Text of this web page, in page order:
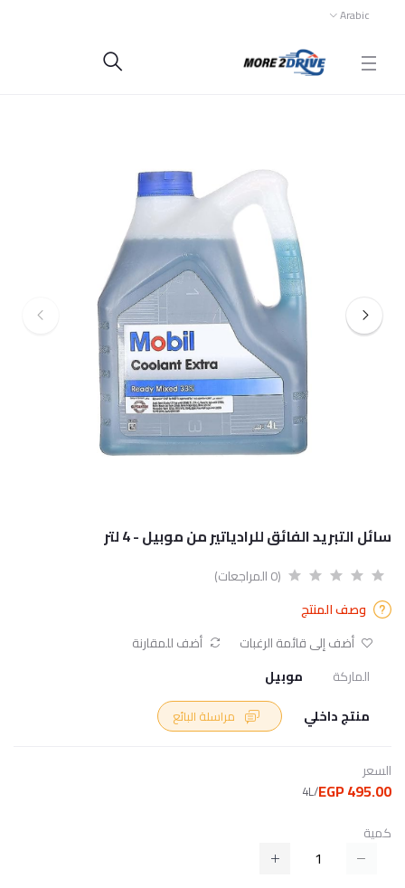
Arabic
سائل التبريد الفائق للرادياتير من موبيل - 4 لتر
(0 المراجعات)
وصف المنتج
أضف إلى قائمة الرغبات
أضف للمقارنة
الماركة
موبيل
منتج داخلي
السعر
495.00 EGP
/4L
كمية